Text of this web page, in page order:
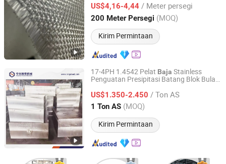
US$4,16-4,44 / Meter persegi
200 Meter Persegi (MOQ)
Kirim Permintaan
Jiangsu, China Harga mulai 2024
17-4PH 1.4542 Pelat Baja Stainless
Penguatan Presipitasi Batang Blok Bulat
US$1.350-2.450 / Ton AS
1 Ton AS (MOQ)
Kirim Permintaan
Ningbo Ningshing Precision Machinery Group Co., Ltd.
Zhejiang, China Harga mulai 2021